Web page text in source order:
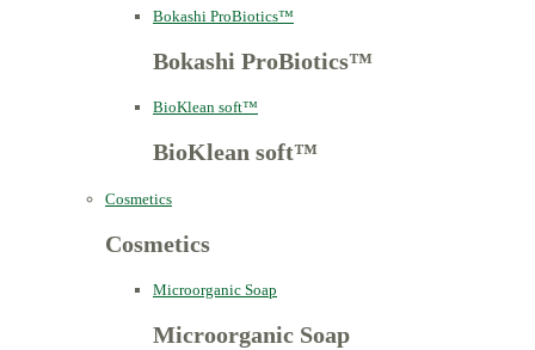
Bokashi ProBiotics™
Bokashi ProBiotics™
BioKlean soft™
BioKlean soft™
Cosmetics
Cosmetics
Microorganic Soap
Microorganic Soap